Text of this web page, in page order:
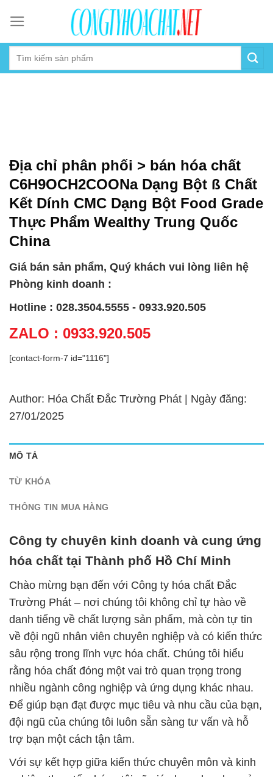
content
Địa chỉ phân phối > bán hóa chất
C6H9OCH2COONa Dạng Bột ß Chất
Kết Dính CMC Dạng Bột Food Grade
Thực Phẩm Wealthy Trung Quốc
China
Giá bán sản phẩm, Quý khách vui lòng liên hệ
Phòng kinh doanh :
Hotline : 028.3504.5555 - 0933.920.505
ZALO : 0933.920.505
[contact-form-7 id="1116"]
Author: Hóa Chất Đắc Trường Phát | Ngày đăng:
27/01/2025
MÔ TẢ
TỪ KHÓA
THÔNG TIN MUA HÀNG
Công ty chuyên kinh doanh và cung ứng
hóa chất tại Thành phố Hồ Chí Minh
Chào mừng bạn đến với Công ty hóa chất Đắc
Trường Phát – nơi chúng tôi không chỉ tự hào về
danh tiếng về chất lượng sản phẩm, mà còn tự tin
về đội ngũ nhân viên chuyên nghiệp và có kiến thức
sâu rộng trong lĩnh vực hóa chất. Chúng tôi hiểu
rằng hóa chất đóng một vai trò quan trọng trong
nhiều ngành công nghiệp và ứng dụng khác nhau.
Để giúp bạn đạt được mục tiêu và nhu cầu của bạn,
đội ngũ của chúng tôi luôn sẵn sàng tư vấn và hỗ
trợ bạn một cách tận tâm.
Với sự kết hợp giữa kiến thức chuyên môn và kinh